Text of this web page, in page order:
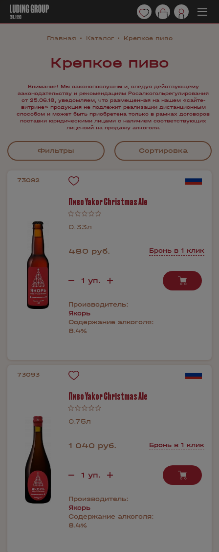
Главная Каталог Крепкое пиво
Крепкое пиво
Внимание! Мы законопослушны и, следуя действующему
законодательству и рекомендациям Росалкогольрегулирования
от 25.06.18, уведомляем, что размещенная на нашем «сайте-
витрине» продукция не подлежит реализации дистанционным
способом и может быть приобретена только в рамках договоров
поставки юридическими лицами с наличием соответствующих
лицензий на продажу алкоголя.
Фильтры Сортировка
73092
Пиво Yakor Christmas Ale
0.33л
480 руб. Бронь в 1 клик
Производитель:
Якорь
Содержание алкоголя:
8.4%
73093
Пиво Yakor Christmas Ale
0.75л
1 040 руб. Бронь в 1 клик
Производитель:
Якорь
Содержание алкоголя:
8.4%